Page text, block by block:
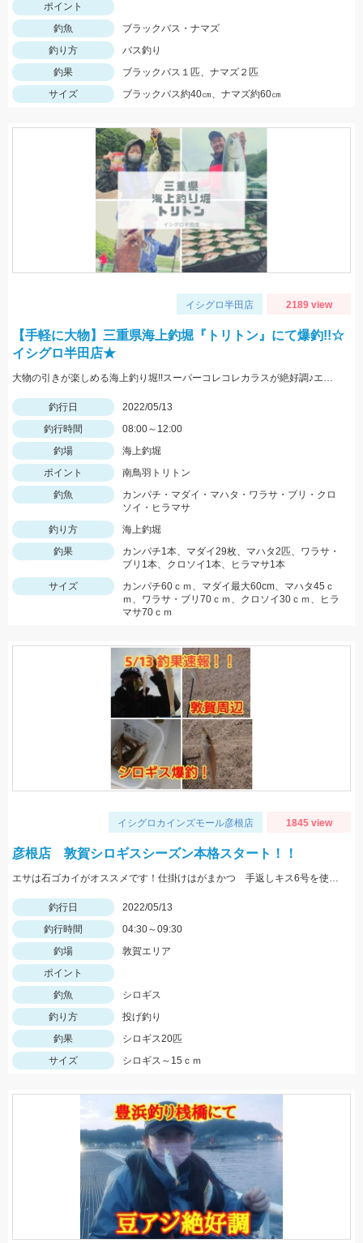
ポイント
釣魚
ブラックバス・ナマズ
釣り方
バス釣り
釣果
ブラックバス１匹、ナマズ２匹
サイズ
ブラックバス約40㎝、ナマズ約60㎝
イシグロ半田店 2189 view
【手軽に大物】三重県海上釣堀『トリトン』にて爆釣!!☆
イシグロ半田店★
大物の引きが楽しめる海上釣り堀!!スーパーコレコレカラスが絶好調♪エサを使い分けて釣果を伸ばしました。
釣行日
2022/05/13
釣行時間
08:00～12:00
釣場
海上釣堀
ポイント
南鳥羽トリトン
釣魚
カンパチ・マダイ・マハタ・ワラサ・ブリ・クロ
ソイ・ヒラマサ
釣り方
海上釣堀
釣果
カンパチ1本、マダイ29枚、マハタ2匹、ワラサ・
ブリ1本、クロソイ1本、ヒラマサ1本
サイズ
カンパチ60ｃｍ、マダイ最大60cm、マハタ45ｃ
ｍ、ワラサ・ブリ70ｃｍ、クロソイ30ｃｍ、ヒラ
マサ70ｃｍ
イシグロカインズモール彦根店 1845 view
彦根店 敦賀シロギスシーズン本格スタート！！
エサは石ゴカイがオススメです！仕掛けはがまかつ 手返しキス6号を使用しました
釣行日
2022/05/13
釣行時間
04:30～09:30
釣場
敦賀エリア
ポイント
釣魚
シロギス
釣り方
投げ釣り
釣果
シロギス20匹
サイズ
シロギス～15ｃｍ